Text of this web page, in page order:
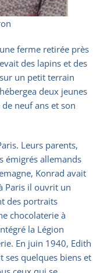
ferme retirée près
des lapins et des
un petit terrain
deux jeunes
neuf ans et son
Leurs parents,
émigrés allemands
Konrad avait
Paris il ouvrit un
des portraits
chocolaterie à
la Légion
En juin 1940, Edith
ses quelques biens et